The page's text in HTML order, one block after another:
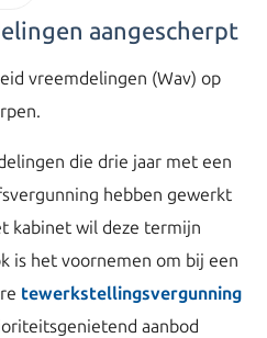
aangescherpt
vreemdelingen (Wav) op
die drie jaar met een
hebben gewerkt
kabinet wil deze termijn
is het voornemen om bij een
tewerkstellingsvergunning
aanbod